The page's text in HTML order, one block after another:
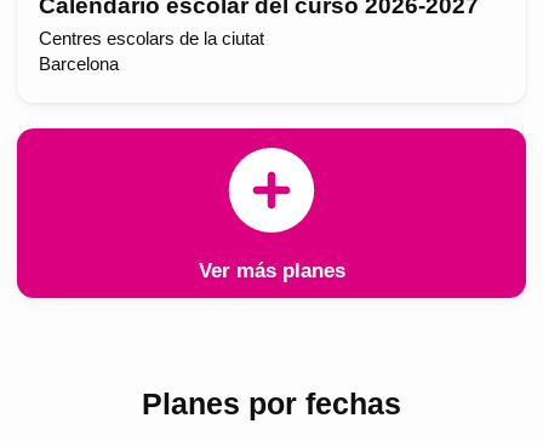
Calendario escolar del curso 2026-2027
Centres escolars de la ciutat
Barcelona
Ver más planes
Planes por fechas